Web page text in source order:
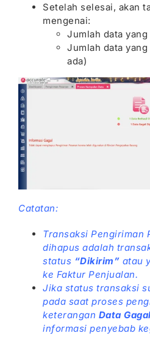
Setelah selesai, akan
mengenai:
Jumlah data
Jumlah data
ada)
Catatan:
Transaksi Pengiriman
dihapus adalah
status “Dikirim” atau
ke Faktur Penjualan.
Jika status transaksi
pada saat proses
keterangan Data
informasi penyebab